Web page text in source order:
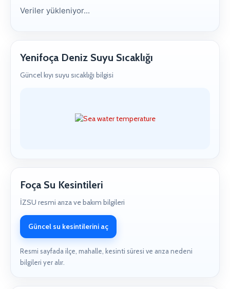
Veriler yükleniyor...
Yenifoça Deniz Suyu Sıcaklığı
Güncel kıyı suyu sıcaklığı bilgisi
Foça Su Kesintileri
İZSU resmi arıza ve bakım bilgileri
Güncel su kesintilerini aç
Resmi sayfada ilçe, mahalle, kesinti süresi ve arıza nedeni
bilgileri yer alır.